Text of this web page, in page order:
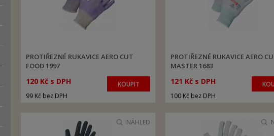
PROTIŘEZNÉ RUKAVICE AERO CUT
FOOD 1997
120 Kč s DPH
99 Kč bez DPH
KOUPIT
PROTIŘEZNÉ RUKAVICE AERO
MASTER 1683
121 Kč s DPH
100 Kč bez DPH
NÁHLED